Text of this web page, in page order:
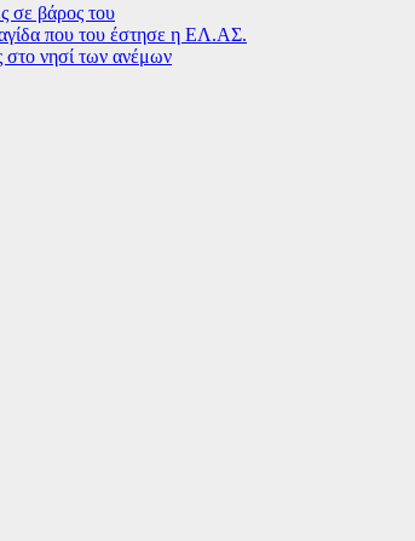
σε βάρος του
που του έστησε η ΕΛ.ΑΣ.
στο νησί των ανέμων